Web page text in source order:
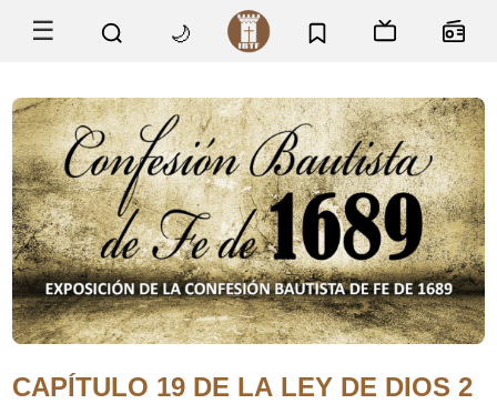
☰ 🌙
CAPÍTULO 19 DE LA LEY DE DIOS 2